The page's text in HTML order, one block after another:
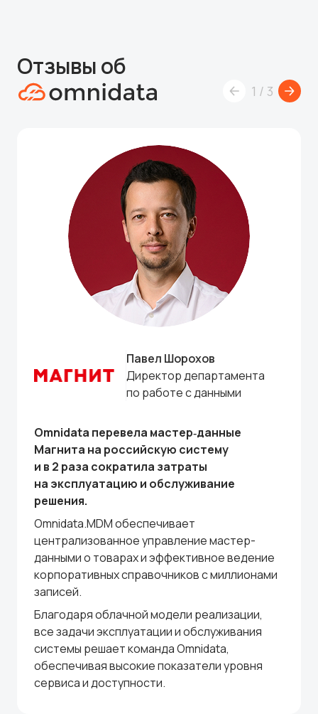
Отзывы об
1 / 3
Павел Шорохов
Директор департамента
по работе с данными
Omnidata перевела мастер‑данные
Магнита на российскую систему
и в 2 раза сократила затраты
на эксплуатацию и обслуживание
решения.
Omnidata.MDM обеспечивает
централизованное управление мастер-
данными о товарах и эффективное ведение
корпоративных справочников с миллионами
записей.
Благодаря облачной модели реализации,
все задачи эксплуатации и обслуживания
системы решает команда Omnidata,
обеспечивая высокие показатели уровня
сервиса и доступности.